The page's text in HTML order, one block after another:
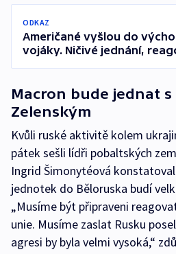
ODKAZ
Američané vyšlou do
vojáky. Ničivé jednání,
Macron bude jednat s
Zelenským
Kvůli ruské aktivitě kolem
pátek sešli lídři pobaltských
Ingrid Šimonytéová
jednotek do Běloruska budí
„Musíme být připraveni
unie. Musíme zaslat Rusku
agresi by byla velmi vysoká,“